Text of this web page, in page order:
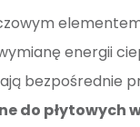
energii
bezpośrednie
do